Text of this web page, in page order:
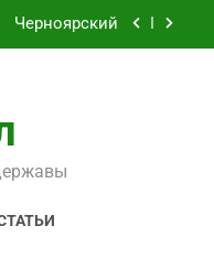
Черноярский
Староуткинск
Черноярский